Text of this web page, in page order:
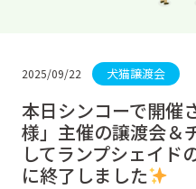
2025/09/22 犬猫譲渡会
本日シンコーで開催
様」主催の譲渡会＆
してランプシェイド
に終了しました